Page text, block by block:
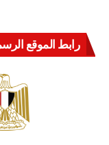
رابط الموقع